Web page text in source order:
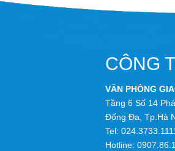
CÔNG
VĂN PHÒNG
Tầng 6 Số 14
Đống Đa, Tp.Hà
Tel:
Hotline: